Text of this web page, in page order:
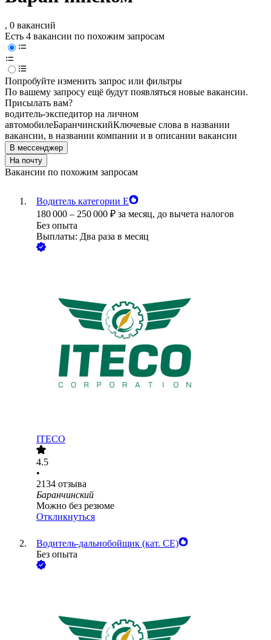
, 0 вакансий
Есть 4 вакансии по похожим запросам
Попробуйте изменить запрос или фильтры
По вашему запросу ещё будут появляться новые вакансии.
Присылать вам?
водитель-экспедитор на личном
автомобилеБаранчинскийКлючевые слова в названии
вакансии, в названии компании и в описании вакансии
В мессенджер
На почту
Вакансии по похожим запросам
Водитель категории Е
180 000 – 250 000 ₽ за месяц, до вычета налогов
Без опыта
Выплаты: Два раза в месяц
ITECO
4.5
•
2134 отзыва
Баранчинский
Можно без резюме
Откликнуться
Водитель-дальнобойщик (кат. CE)
Без опыта